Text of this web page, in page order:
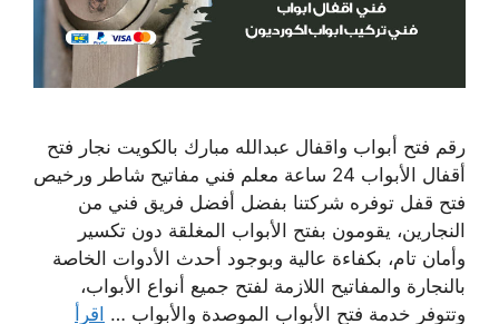
رقم فتح أبواب واقفال عبدالله مبارك بالكويت نجار فتح
أقفال الأبواب 24 ساعة معلم فني مفاتيح شاطر ورخيص
فتح قفل توفره شركتنا بفضل أفضل فريق فني من
النجارين، يقومون بفتح الأبواب المغلقة دون تكسير
وأمان تام، بكفاءة عالية وبوجود أحدث الأدوات الخاصة
بالنجارة والمفاتيح اللازمة لفتح جميع أنواع الأبواب،
وتتوفر خدمة فتح الأبواب الموصدة والأبواب … اقرأ